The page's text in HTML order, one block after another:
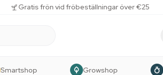
Gratis frön vid fröbeställningar över €25
Smartshop Growshop